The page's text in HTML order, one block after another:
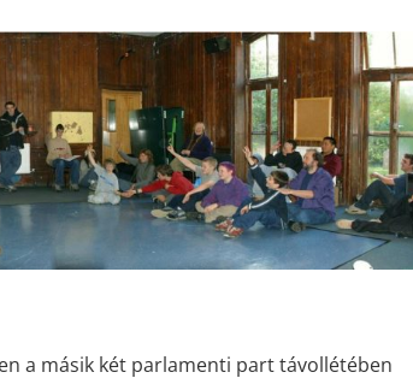
a másik két parlamenti part távollétében